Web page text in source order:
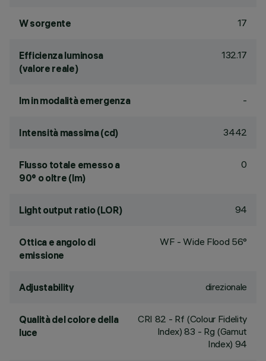
W sorgente 17
Efficienza luminosa
(valore reale)
132.17
lm in modalità emergenza -
Intensità massima (cd) 3442
Flusso totale emesso a
90° o oltre (lm)
0
Light output ratio (LOR) 94
Ottica e angolo di
emissione
WF - Wide Flood 56°
Adjustability direzionale
Qualità del colore della
luce
CRI 82 - Rf (Colour Fidelity
Index) 83 - Rg (Gamut
Index) 94